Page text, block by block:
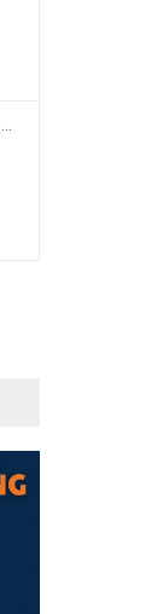
ZTE G5 Pro (MC8512) | Router 5G WiFi7 Be7200 Hỗ Trợ Băng Tần 6Ghz Cực Mạnh